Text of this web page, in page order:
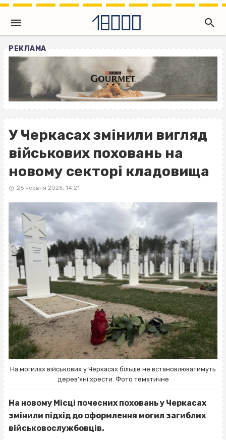
РЕКЛАМА
У Черкасах змінили вигляд
військових поховань на
новому секторі кладовища
26 червня 2026, 14:21
На могилах військових у Черкасах більше не встановлюватимуть
дерев’яні хрести. Фото тематичне
На новому Місці почесних поховань у Черкасах
змінили підхід до оформлення могил загиблих
військовослужбовців.